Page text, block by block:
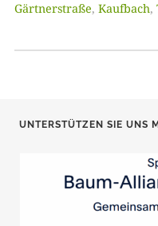
Gärtnerstraße, Kaufbach,
UNTERSTÜTZEN SIE UNS